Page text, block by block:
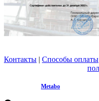
Контакты | Способы оплаты
Metabo